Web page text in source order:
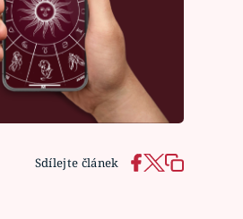
Sdílejte článek